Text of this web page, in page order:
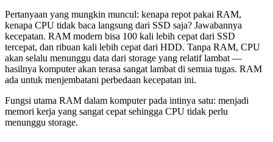
Pertanyaan yang mungkin muncul: kenapa repot pakai RAM,
kenapa CPU tidak baca langsung dari SSD saja? Jawabannya
kecepatan. RAM modern bisa 100 kali lebih cepat dari SSD
tercepat, dan ribuan kali lebih cepat dari HDD. Tanpa RAM, CPU
akan selalu menunggu data dari storage yang relatif lambat —
hasilnya komputer akan terasa sangat lambat di semua tugas. RAM
ada untuk menjembatani perbedaan kecepatan ini.
Fungsi utama RAM dalam komputer pada intinya satu: menjadi
memori kerja yang sangat cepat sehingga CPU tidak perlu
menunggu storage.